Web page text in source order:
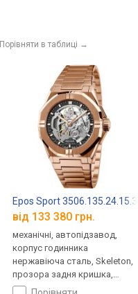
Порівняти в таблиці →
Epos Sport 3506.135.24.15.34
від 133 380 грн.
механічні, автопідзавод,
корпус годинника
нержавіюча сталь, Skeleton,
прозора задня кришка,
ремінець: браслет сталь, WR